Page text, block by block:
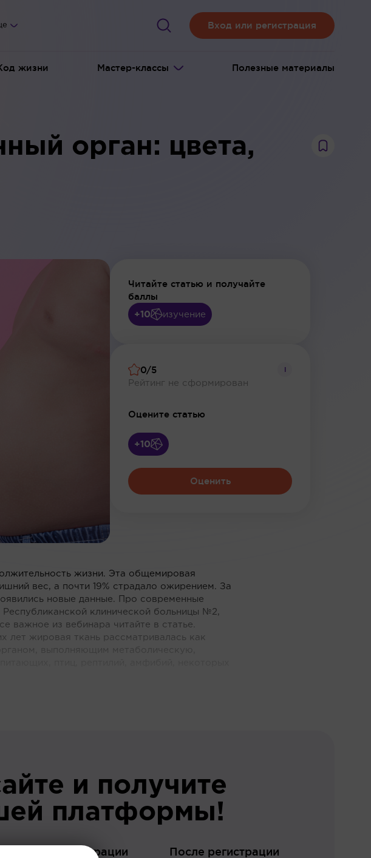
Вход или регистрация
жизни Мастер-классы Полезные материалы
орган: цвета,
Читайте статью и получайте
баллы
+10 изучение
0/5
Рейтинг не сформирован
i
Оцените статью
+10
Оценить
жизни. Эта общемировая
вес, а почти 19% страдало ожирением. За
новые данные. Про современные
клинической больницы №2,
важное из вебинара читайте в статье.
лет жировая ткань рассматривалась как
и получите
платформы!
До регистрации После регистрации